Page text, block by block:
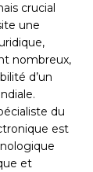
crucial
une
nombreux,
d’un
du
est
et